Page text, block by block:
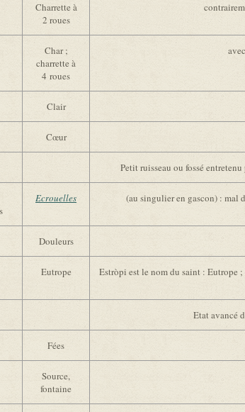
Charrette à
2 roues
Char ;
charrette à
4 roues
Clair
Cœur
Petit ruisseau ou fossé
Ecrouelles (au singulier en gascon) : mal
Douleurs
Eutrope
Estròpi est le nom du saint : Eutrope
Etat avancé
Fées
Source,
fontaine